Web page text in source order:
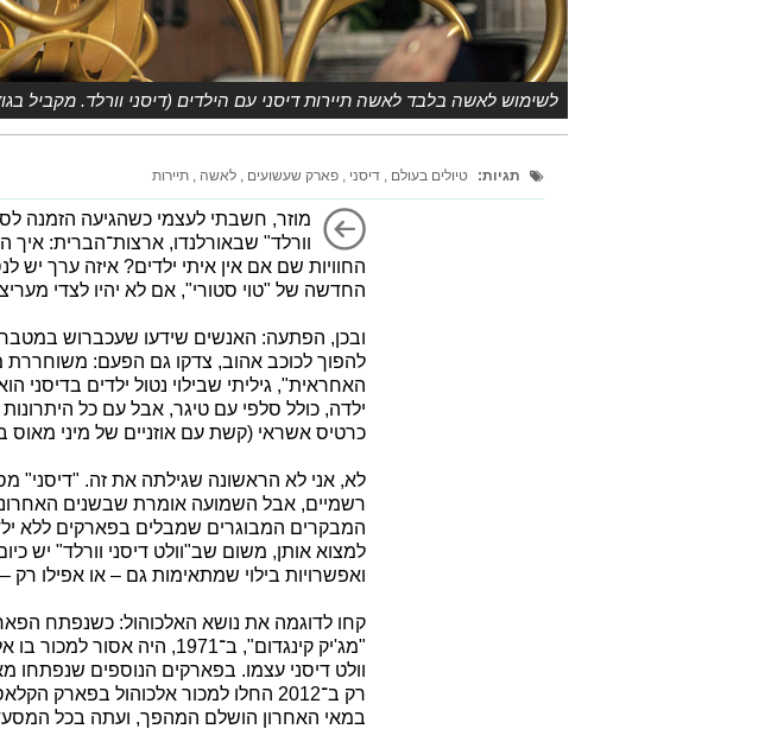
לשימוש לאשה בלבד לאשה תיירות דיסני עם הילדים (דיסני וורלד. מקביל
תגיות: טיולים בעולם דיסני פארק שעשועים לאשה תיירות
מוזר, חשבתי לעצמי כשהגיעה הזמנה
וורלד" שבאורלנדו, ארצות־הברית: איך
החוויות שם אם אין איתי ילדים? איזה ערך יש
החדשה של "טוי סטורי", אם לא יהיו לצדי
ובכן, הפתעה: האנשים שידעו שעכברוש
להפוך לכוכב אהוב, צדקו גם הפעם: משוחררת
האחראית", גיליתי שבילוי נטול ילדים בדיסני
ילדה, כולל סלפי עם טיגר, אבל עם כל
כרטיס אשראי (קשת עם אוזניים של מיני מאוס ב־27.99 דולר?
לא, אני לא הראשונה שגילתה את זה. "דיסני"
רשמיים, אבל השמועה אומרת שבשנים
המבקרים המבוגרים שמבלים בפארקים ללא
למצוא אותן, משום שב"וולט דיסני וורלד" יש כיום
ואפשרויות בילוי שמתאימות גם – או אפילו רק
קחו לדוגמה את נושא האלכוהול: כשנפתח
"מג'יק קינגדום", ב־1971, היה
וולט דיסני עצמו. בפארקים הנוספים
רק ב־2012 החלו למכור אלכוהול בפארק
במאי האחרון הושלם המהפך, ועתה בכל